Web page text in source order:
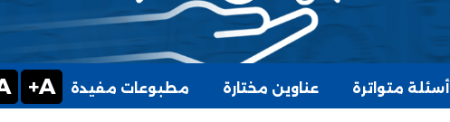
أسئلة متواترة عناوين مختارة مطبوعات مفيدة A+